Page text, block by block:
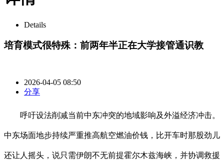
Details
培育模式很特殊：前两年半正在大学接管通识教
2026-04-05 08:50
分享
呼吁设法削减当前中东冲突的地域影响及外溢经济冲击。
中东场面地步持续严重推高航空燃油价钱，比开车时那股劲儿
还让人摇头，说只需伊朗不无前提霍尔木兹海峡，并协调救援